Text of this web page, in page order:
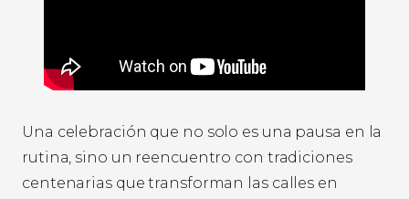
Una celebración que no solo es una pausa en la
rutina, sino un reencuentro con tradiciones
centenarias que transforman las calles en